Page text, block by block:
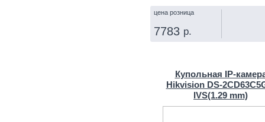
цена розница
7783 р.
Купольная
Hikvision DS-
IVS(1.29 mm)